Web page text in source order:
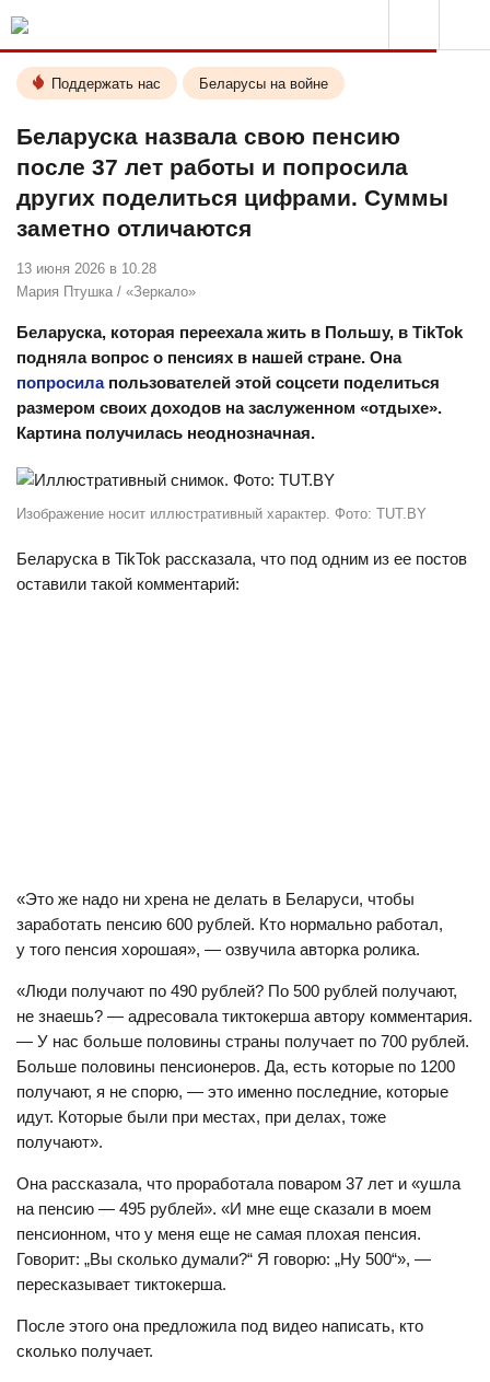
Поддержать нас Беларусы на войне
Беларуска назвала свою пенсию
после 37 лет работы и попросила
других поделиться цифрами. Суммы
заметно отличаются
13 июня 2026 в 10.28
Мария Птушка / «Зеркало»
Беларуска, которая переехала жить в Польшу, в TikTok
подняла вопрос о пенсиях в нашей стране. Она
попросилапользователей этой соцсети поделиться
размером своих доходов на заслуженном «отдыхе».
Картина получилась неоднозначная.
Изображение носит иллюстративный характер. Фото: TUT.BY
Беларуска в TikTok рассказала, что под одним из ее постов
оставили такой комментарий:
«Это же надо ни хрена не делать в Беларуси, чтобы
заработать пенсию 600 рублей. Кто нормально работал,
у того пенсия хорошая», — озвучила авторка ролика.
«Люди получают по 490 рублей? По 500 рублей получают,
не знаешь? — адресовала тиктокерша автору комментария.
— У нас больше половины страны получает по 700 рублей.
Больше половины пенсионеров. Да, есть которые по 1200
получают, я не спорю, — это именно последние, которые
идут. Которые были при местах, при делах, тоже
получают».
Она рассказала, что проработала поваром 37 лет и «ушла
на пенсию — 495 рублей». «И мне еще сказали в моем
пенсионном, что у меня еще не самая плохая пенсия.
Говорит: „Вы сколько думали?“ Я говорю: „Ну 500“», —
пересказывает тиктокерша.
После этого она предложила под видео написать, кто
сколько получает.